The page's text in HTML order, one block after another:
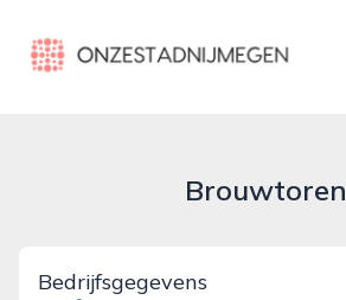
onzestadnijmegen.nl
Brouwtoren
Bedrijfsgegevens